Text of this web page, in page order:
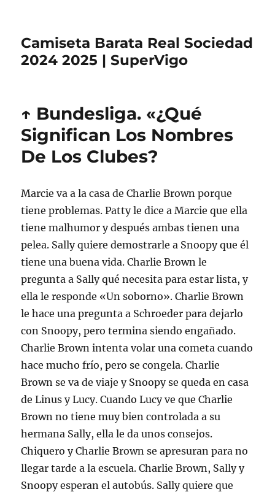
Camiseta Barata Real Sociedad
2024 2025 | SuperVigo
↑ Bundesliga. «¿Qué
Significan Los Nombres
De Los Clubes?
Marcie va a la casa de Charlie Brown porque
tiene problemas. Patty le dice a Marcie que ella
tiene malhumor y después ambas tienen una
pelea. Sally quiere demostrarle a Snoopy que él
tiene una buena vida. Charlie Brown le
pregunta a Sally qué necesita para estar lista, y
ella le responde «Un soborno». Charlie Brown
le hace una pregunta a Schroeder para dejarlo
con Snoopy, pero termina siendo engañado.
Charlie Brown intenta volar una cometa cuando
hace mucho frío, pero se congela. Charlie
Brown se va de viaje y Snoopy se queda en casa
de Linus y Lucy. Cuando Lucy ve que Charlie
Brown no tiene muy bien controlada a su
hermana Sally, ella le da unos consejos.
Chiquero y Charlie Brown se apresuran para no
llegar tarde a la escuela. Charlie Brown, Sally y
Snoopy esperan el autobús. Sally quiere que